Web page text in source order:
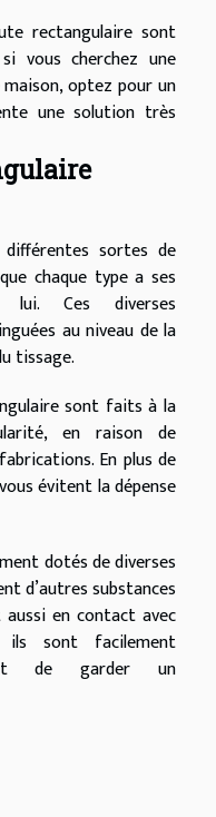
rectangulaire sont
vous cherchez une
optez pour un
une solution très
différentes sortes de
chaque type a ses
lui. Ces diverses
au niveau de la
tissage.
sont faits à la
en raison de
En plus de
évitent la dépense
dotés de diverses
d’autres substances
en contact avec
ils sont facilement
de garder un